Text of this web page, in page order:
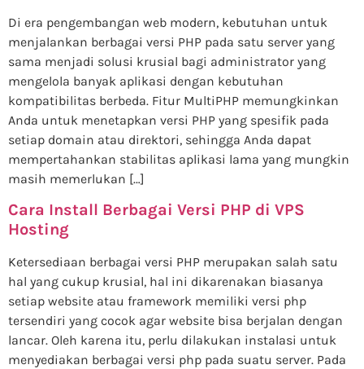
Di era pengembangan web modern, kebutuhan untuk
menjalankan berbagai versi PHP pada satu server yang
sama menjadi solusi krusial bagi administrator yang
mengelola banyak aplikasi dengan kebutuhan
kompatibilitas berbeda. Fitur MultiPHP memungkinkan
Anda untuk menetapkan versi PHP yang spesifik pada
setiap domain atau direktori, sehingga Anda dapat
mempertahankan stabilitas aplikasi lama yang mungkin
masih memerlukan […]
Cara Install Berbagai Versi PHP di VPS
Hosting
Ketersediaan berbagai versi PHP merupakan salah satu
hal yang cukup krusial, hal ini dikarenakan biasanya
setiap website atau framework memiliki versi php
tersendiri yang cocok agar website bisa berjalan dengan
lancar. Oleh karena itu, perlu dilakukan instalasi untuk
menyediakan berbagai versi php pada suatu server. Pada